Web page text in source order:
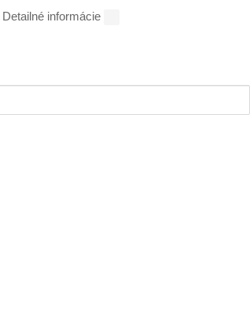
Detailné informácie